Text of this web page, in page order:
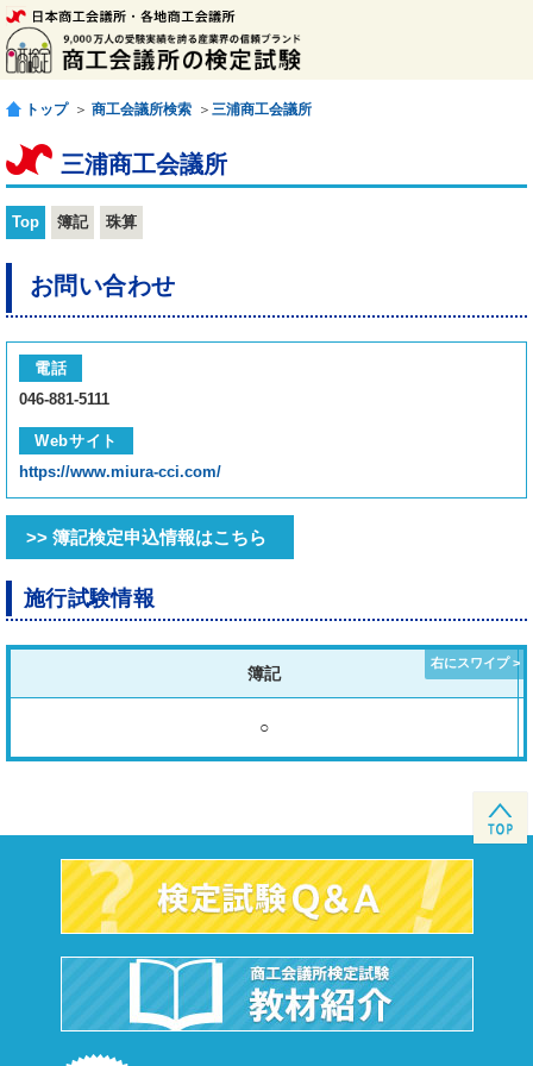
トップ ＞ 商工会議所検索 ＞ 三浦商工会議所
三浦商工会議所
Top 簿記 珠算
お問い合わせ
電話
046-881-5111
Webサイト
https://www.miura-cci.com/
>> 簿記検定申込情報はこちら
施行試験情報
簿記
○